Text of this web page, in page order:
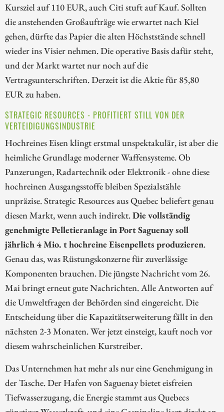
Kursziel auf 110 EUR, auch Citi stuft auf Kauf. Sollten
die anstehenden Großaufträge wie erwartet nach Kiel
gehen, dürfte das Papier die alten Höchststände schnell
wieder ins Visier nehmen. Die operative Basis dafür steht,
und der Markt wartet nur noch auf die
Vertragsunterschriften. Derzeit ist die Aktie für 85,80
EUR zu haben.
STRATEGIC RESOURCES - PROFITIERT STILL VON DER
VERTEIDIGUNGSINDUSTRIE
Hochreines Eisen klingt erstmal unspektakulär, ist aber die
heimliche Grundlage moderner Waffensysteme. Ob
Panzerungen, Radartechnik oder Elektronik - ohne diese
hochreinen Ausgangsstoffe bleiben Spezialstähle
unpräzise. Strategic Resources aus Quebec beliefert genau
diesen Markt, wenn auch indirekt.Die vollständig
genehmigte Pelletieranlage in Port Saguenay soll
jährlich 4 Mio. t hochreine Eisenpellets produzieren.
Genau das, was Rüstungskonzerne für zuverlässige
Komponenten brauchen. Die jüngste Nachricht vom 26.
Mai bringt erneut gute Nachrichten. Alle Antworten auf
die Umweltfragen der Behörden sind eingereicht. Die
Entscheidung über die Kapazitätserweiterung fällt in den
nächsten 2-3 Monaten. Wer jetzt einsteigt, kauft noch vor
diesem wahrscheinlichen Kurstreiber.
Das Unternehmen hat mehr als nur eine Genehmigung in
der Tasche. Der Hafen von Saguenay bietet eisfreien
Tiefwasserzugang, die Energie stammt aus Quebecs